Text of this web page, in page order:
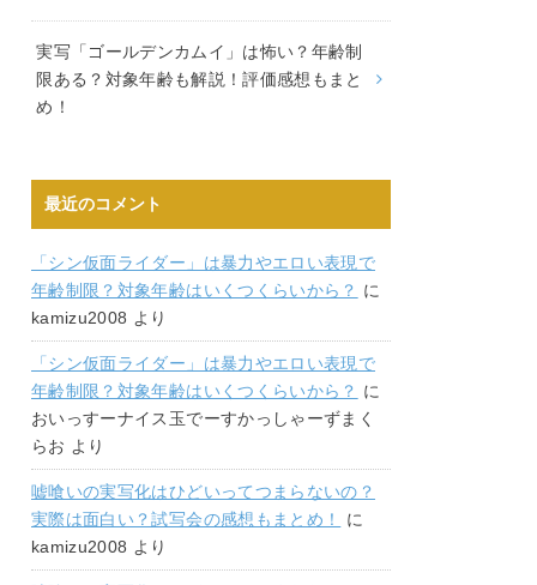
実写「ゴールデンカムイ」は怖い？年齢制
限ある？対象年齢も解説！評価感想もまと
め！
最近のコメント
「シン仮面ライダー」は暴力やエロい表現で
年齢制限？対象年齢はいくつくらいから？ に
kamizu2008 より
「シン仮面ライダー」は暴力やエロい表現で
年齢制限？対象年齢はいくつくらいから？ に
おいっすーナイス玉でーすかっしゃーずまく
らお より
嘘喰いの実写化はひどいってつまらないの？
実際は面白い？試写会の感想もまとめ！
に
kamizu2008 より